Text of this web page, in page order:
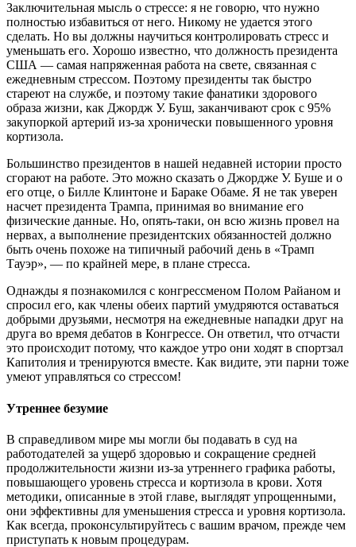
Заключительная мысль о стрессе: я не говорю, что нужно
полностью избавиться от него. Никому не удается этого
сделать. Но вы должны научиться контролировать стресс и
уменьшать его. Хорошо известно, что должность президента
США — самая напряженная работа на свете, связанная с
ежедневным стрессом. Поэтому президенты так быстро
стареют на службе, и поэтому такие фанатики здорового
образа жизни, как Джордж У. Буш, заканчивают срок с 95%
закупоркой артерий из-за хронически повышенного уровня
кортизола.
Большинство президентов в нашей недавней истории просто
сгорают на работе. Это можно сказать о Джордже У. Буше и о
его отце, о Билле Клинтоне и Бараке Обаме. Я не так уверен
насчет президента Трампа, принимая во внимание его
физические данные. Но, опять-таки, он всю жизнь провел на
нервах, а выполнение президентских обязанностей должно
быть очень похоже на типичный рабочий день в «Трамп
Тауэр», — по крайней мере, в плане стресса.
Однажды я познакомился с конгрессменом Полом Райаном и
спросил его, как члены обеих партий умудряются оставаться
добрыми друзьями, несмотря на ежедневные нападки друг на
друга во время дебатов в Конгрессе. Он ответил, что отчасти
это происходит потому, что каждое утро они ходят в спортзал
Капитолия и тренируются вместе. Как видите, эти парни тоже
умеют управляться со стрессом!
Утреннее безумие
В справедливом мире мы могли бы подавать в суд на
работодателей за ущерб здоровью и сокращение средней
продолжительности жизни из-за утреннего графика работы,
повышающего уровень стресса и кортизола в крови. Хотя
методики, описанные в этой главе, выглядят упрощенными,
они эффективны для уменьшения стресса и уровня кортизола.
Как всегда, проконсультируйтесь с вашим врачом, прежде чем
приступать к новым процедурам.